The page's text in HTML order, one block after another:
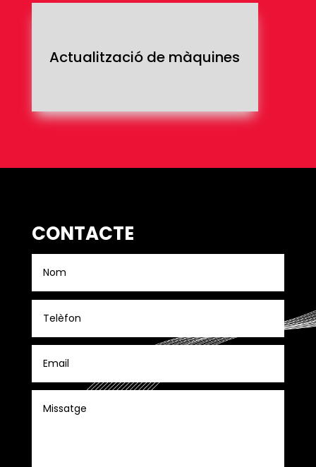
Actualització de màquines
CONTACTE